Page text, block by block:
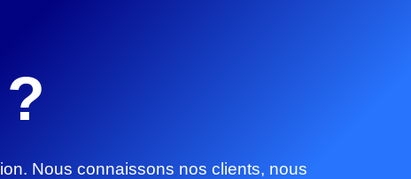
Nous connaissons nos clients, nous